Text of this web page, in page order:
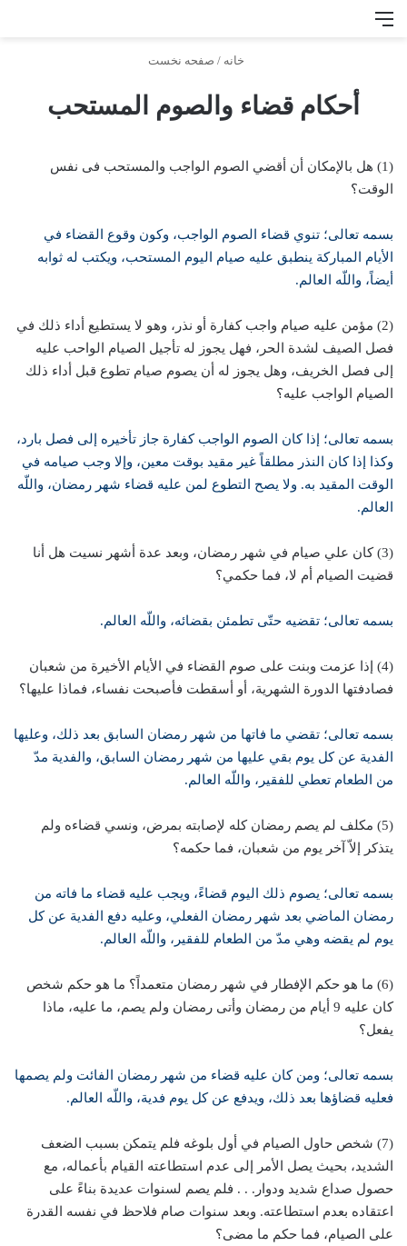
خانه / صفحه نخست
أحكام قضاء والصوم المستحب
(1) هل بالإمكان أن أقضي الصوم الواجب والمستحب فى نفس
الوقت؟
بسمه تعالى؛ تنوي قضاء الصوم
الواجب، وكون وقوع القضاء في
الأيام المباركة ينطبق عليه صيام اليوم المستحب، ويكتب له ثوابه
أيضاً، واللّه العالم.
(2) مؤمن عليه صيام واجب كفارة أو نذر، وهو لا يستطيع أداء ذلك في
فصل الصيف لشدة الحر، فهل يجوز له تأجيل الصيام الواحب عليه
إلى فصل الخريف، وهل يجوز له أن يصوم صيام تطوع قبل أداء ذلك
الصيام الواجب عليه؟
بسمه تعالى؛ إذا كان الصوم الواجب كفارة جاز تأخيره إلى فصل بارد،
وكذا إذا كان النذر مطلقاً غير مقيد بوقت معين، وإلا وجب صيامه في
الوقت المقيد به. ولا يصح التطوع لمن عليه قضاء شهر رمضان، واللّه
العالم.
(3) كان علي صيام في شهر رمضان، وبعد عدة أشهر نسيت هل أنا
قضيت الصيام أم لا، فما حكمي؟
بسمه تعالى؛ تقضيه حتّى تطمئن بقضائه، واللّه العالم.
(4) إذا عزمت وبنت على صوم القضاء في الأيام الأخيرة من شعبان
فصادفتها الدورة الشهرية، أو أسقطت فأصبحت نفساء، فماذا عليها؟
بسمه تعالى؛ تقضي ما فاتها من شهر رمضان السابق بعد ذلك، وعليها
الفدية عن كل يوم بقي عليها من شهر رمضان السابق، والفدية مدّ
من الطعام تعطي للفقير، واللّه العالم.
(5) مكلف لم يصم رمضان كله لإصابته بمرض، ونسي قضاءه ولم
يتذكر إلاّ آخر يوم من شعبان، فما حكمه؟
بسمه تعالى؛ يصوم ذلك اليوم قضاءً، ويجب عليه قضاء ما فاته من
رمضان الماضي بعد شهر رمضان الفعلي، وعليه دفع الفدية عن كل
يوم لم يقضه وهي مدّ من الطعام للفقير، واللّه العالم.
(6) ما هو حكم الإفطار في شهر رمضان متعمداً؟ ما هو حكم شخص
كان عليه 9 أيام من رمضان وأتى رمضان ولم يصم، ما عليه، ماذا
يفعل؟
بسمه تعالى؛ ومن كان عليه قضاء من شهر رمضان الفائت ولم يصمها
فعليه قضاؤها بعد ذلك، ويدفع عن كل يوم فدية، واللّه العالم.
(7) شخص حاول الصيام في أول بلوغه فلم يتمكن بسبب الضعف
الشديد، بحيث يصل الأمر إلى عدم استطاعته القيام بأعماله، مع
حصول صداع شديد ودوار. . . فلم يصم لسنوات عديدة بناءً على
اعتقاده بعدم استطاعته. وبعد سنوات صام فلاحظ في نفسه القدرة
على الصيام، فما حكم ما مضى؟